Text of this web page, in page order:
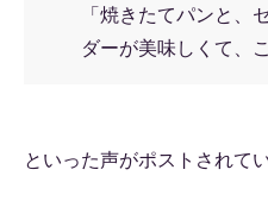
「焼きたてパンと、
ダーが美味しくて、
といった声がポストされて